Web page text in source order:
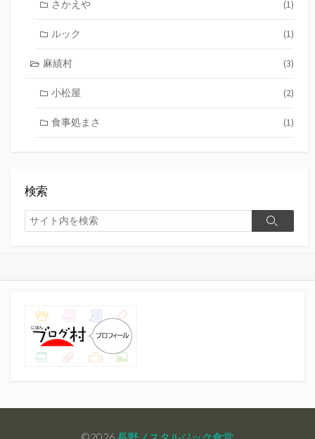
さかえや (1)
ルック (1)
麻績村 (3)
小松屋 (2)
食事処まさ (1)
検索
検
索
検